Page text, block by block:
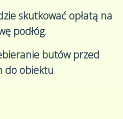
skutkować opłatą na
podłóg.
butów przed
do obiektu.